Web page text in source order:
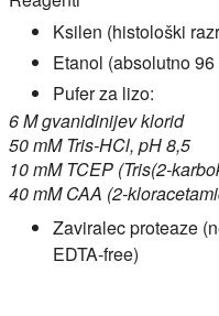
Ksilen (histološki
Etanol (absolutno 96
Pufer za lizo:
6 M gvanidinijev klorid
50 mM Tris-HCl, pH 8,5
10 mM TCEP (Tris(2-
40 mM CAA (2-
Zaviralec proteaze
EDTA-free)